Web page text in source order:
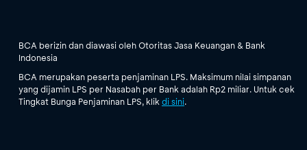
BCA berizin dan diawasi oleh Otoritas Jasa Keuangan & Bank
Indonesia
BCA merupakan peserta penjaminan LPS. Maksimum nilai simpanan
yang dijamin LPS per Nasabah per Bank adalah Rp2 miliar. Untuk cek
Tingkat Bunga Penjaminan LPS, klik di sini.